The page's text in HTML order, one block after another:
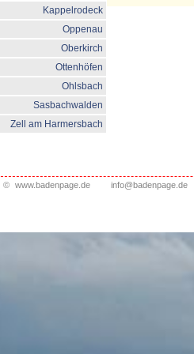
Kappelrodeck
Oppenau
Oberkirch
Ottenhöfen
Ohlsbach
Sasbachwalden
Zell am Harmersbach
© www.badenpage.de info@badenpage.de